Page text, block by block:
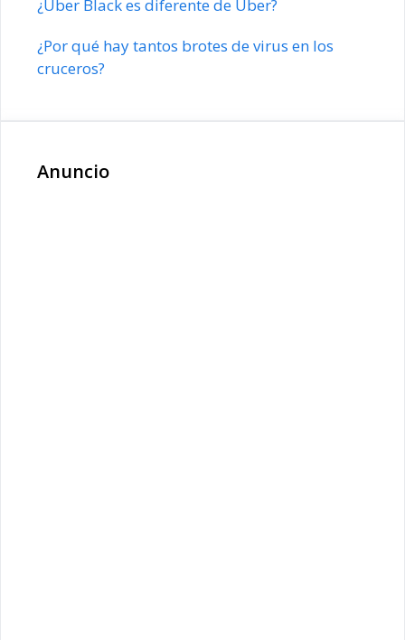
¿Uber Black es diferente de Uber?
¿Por qué hay tantos brotes de virus en los
cruceros?
Anuncio